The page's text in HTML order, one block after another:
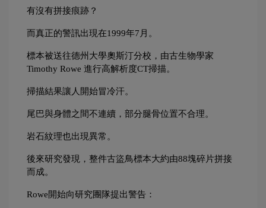
有沒有拼接痕跡？
而真正的警訊出現在1999年7月。
標本被送往德州大學奧斯汀分校，由古生物學家
Timothy Rowe 進行高解析度CT掃描。
掃描結果讓人開始冒冷汗。
尾巴與身體之間不連續，部分腿骨位置不合理。
岩石紋理也出現異常。
後來研究發現，整件古盜鳥標本大約由88塊碎片拼接
而成。
Rowe開始向研究團隊提出警告：